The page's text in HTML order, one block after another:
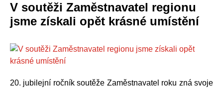
V soutěži Zaměstnavatel regionu
jsme získali opět krásné umístění
20. jubilejní ročník soutěže Zaměstnavatel roku zná svoje